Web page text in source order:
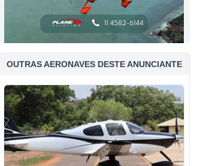
OUTRAS AERONAVES DESTE ANUNCIANTE